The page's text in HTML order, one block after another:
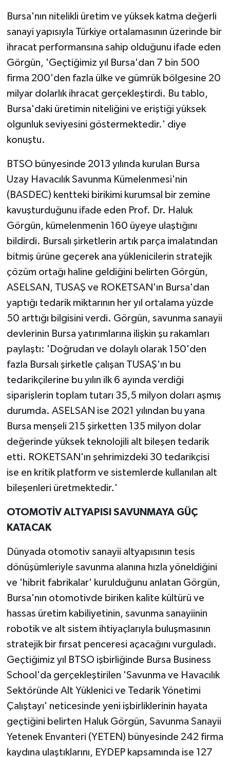
Bursa'nın nitelikli üretim ve yüksek katma değerli
sanayi yapısıyla Türkiye ortalamasının üzerinde bir
ihracat performansına sahip olduğunu ifade eden
Görgün, 'Geçtiğimiz yıl Bursa'dan 7 bin 500
firma 200'den fazla ülke ve gümrük bölgesine 20
milyar dolarlık ihracat gerçekleştirdi. Bu tablo,
Bursa'daki üretimin niteliğini ve eriştiği yüksek
olgunluk seviyesini göstermektedir.' diye
konuştu.
BTSO bünyesinde 2013 yılında kurulan Bursa
Uzay Havacılık Savunma Kümelenmesi'nin
(BASDEC) kentteki birikimi kurumsal bir zemine
kavuşturduğunu ifade eden Prof. Dr. Haluk
Görgün, kümelenmenin 160 üyeye ulaştığını
bildirdi. Bursalı şirketlerin artık parça imalatından
bitmiş ürüne geçerek ana yüklenicilerin stratejik
çözüm ortağı haline geldiğini belirten Görgün,
ASELSAN, TUSAŞ ve ROKETSAN'ın Bursa'dan
yaptığı tedarik miktarının her yıl ortalama yüzde
50 arttığı bilgisini verdi. Görgün, savunma sanayii
devlerinin Bursa yatırımlarına ilişkin şu rakamları
paylaştı: 'Doğrudan ve dolaylı olarak 150'den
fazla Bursalı şirketle çalışan TUSAŞ'ın bu
tedarikçilerine bu yılın ilk 6 ayında verdiği
siparişlerin toplam tutarı 35,5 milyon doları aşmış
durumda. ASELSAN ise 2021 yılından bu yana
Bursa menşeli 215 şirketten 135 milyon dolar
değerinde yüksek teknolojili alt bileşen tedarik
etti. ROKETSAN'ın şehrimizdeki 30 tedarikçisi
ise en kritik platform ve sistemlerde kullanılan alt
bileşenleri üretmektedir.'
OTOMOTİV ALTYAPISI SAVUNMAYA GÜÇ
KATACAK
Dünyada otomotiv sanayii altyapısının tesis
dönüşümleriyle savunma alanına hızla yöneldiğini
ve 'hibrit fabrikalar' kurulduğunu anlatan Görgün,
Bursa'nın otomotivde biriken kalite kültürü ve
hassas üretim kabiliyetinin, savunma sanayiinin
robotik ve alt sistem ihtiyaçlarıyla buluşmasının
stratejik bir fırsat penceresi açacağını vurguladı.
Geçtiğimiz yıl BTSO işbirliğinde Bursa Business
School'da gerçekleştirilen 'Savunma ve Havacılık
Sektöründe Alt Yüklenici ve Tedarik Yönetimi
Çalıştayı' neticesinde yeni işbirliklerinin hayata
geçtiğini belirten Haluk Görgün, Savunma Sanayii
Yetenek Envanteri (YETEN) bünyesinde 242 firma
kaydına ulaştıklarını, EYDEP kapsamında ise 127